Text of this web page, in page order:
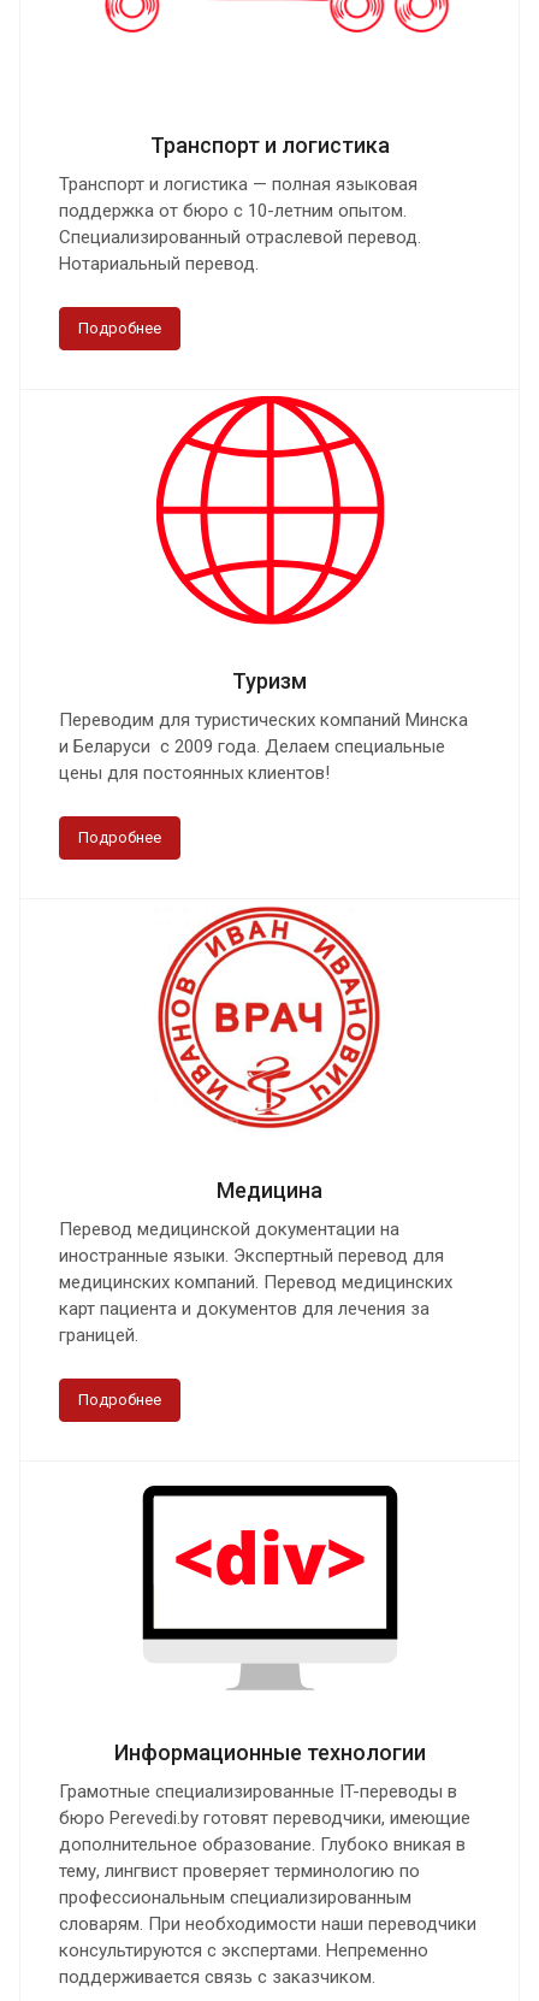
Транспорт и логистика
Транспорт и логистика — полная языковая
поддержка от бюро с 10-летним опытом.
Специализированный отраслевой перевод.
Нотариальный перевод.
Подробнее
Туризм
Переводим для туристических компаний Минска
и Беларуси с 2009 года. Делаем специальные
цены для постоянных клиентов!
Подробнее
Медицина
Перевод медицинской документации на
иностранные языки. Экспертный перевод для
медицинских компаний. Перевод медицинских
карт пациента и документов для лечения за
границей.
Подробнее
Информационные технологии
Грамотные специализированные IT-переводы в
бюро Perevedi.by готовят переводчики, имеющие
дополнительное образование. Глубоко вникая в
тему, лингвист проверяет терминологию по
профессиональным специализированным
словарям. При необходимости наши переводчики
консультируются с экспертами. Непременно
поддерживается связь с заказчиком.